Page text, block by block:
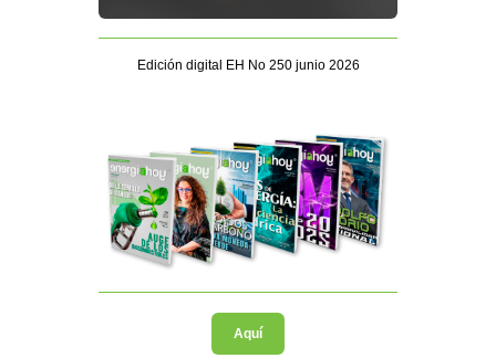
Edición digital EH No 250 junio 2026
Aquí